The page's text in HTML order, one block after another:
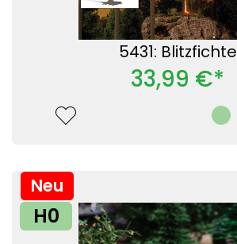
5431: Blitzfichte
33,99 €*
H0
Neu